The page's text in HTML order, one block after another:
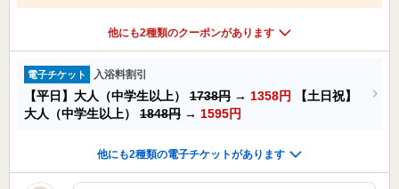
他にも2種類のクーポンがあります
電子チケット 入浴料割引
【平日】大人（中学生以上） 1738円 → 1358円
【土日祝】
大人（中学生以上） 1848円 → 1595円
他にも2種類の電子チケットがあります